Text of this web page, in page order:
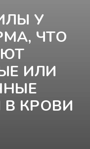
У
ЧТО
ИЛИ
КРОВИ